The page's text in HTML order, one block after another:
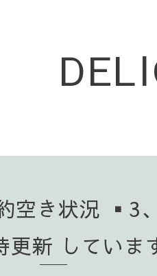
空き状況 ▪️3
更新 していま